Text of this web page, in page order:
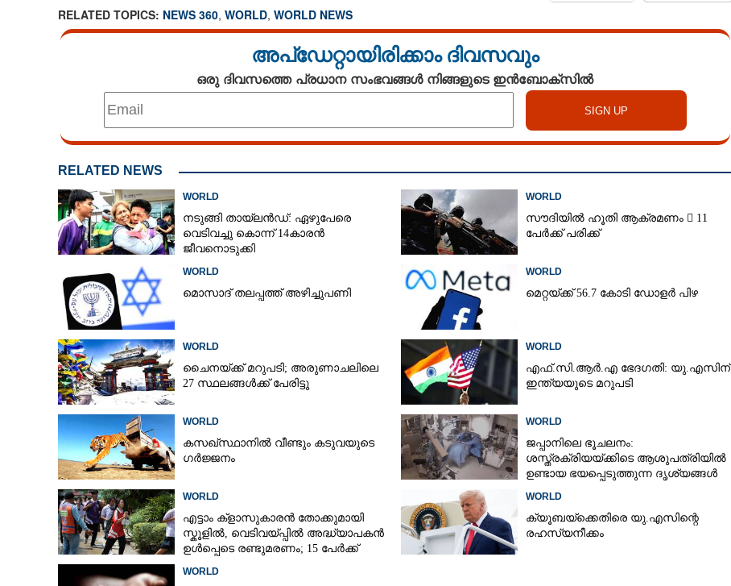
CONTACT USRELATED TOPICS: NEWS 360, WORLD, WORLD NEWS
അപ്ഡേറ്റായിരിക്കാം ദിവസവും
ഒരു ദിവസത്തെ പ്രധാന സംഭവങ്ങൾ നിങ്ങളുടെ ഇൻബോക്സിൽ
RELATED NEWS
WORLD
നടുങ്ങി തായ്‌ലൻഡ്: ഏഴുപേരെ
വെടിവച്ചു കൊന്ന് 14കാരൻ
ജീവനൊടുക്കി
WORLD
സൗദിയിൽ ഹൂതി ആക്രമണം  11
പേർക്ക് പരിക്ക്
WORLD
മൊസാദ് തലപ്പത്ത് അഴിച്ചുപണി
WORLD
മെറ്റയ്ക്ക് 56.7 കോടി ഡോളർ പിഴ
WORLD
ചൈനയ്ക്ക് മറുപടി; അരുണാചലിലെ
27 സ്ഥലങ്ങൾക്ക് പേരിട്ടു
WORLD
എഫ്.സി.ആർ.എ ഭേദഗതി: യു.എസിന്
ഇന്ത്യയുടെ മറുപടി
WORLD
കസഖ്‌സ്ഥാനിൽ വീണ്ടും കടുവയുടെ
ഗർജ്ജനം
WORLD
ജപ്പാനിലെ ഭൂചലനം:
ശസ്ത്രക്രിയ‌യ്‌ക്കി‌ടെ ആശുപത്രിയിൽ
ഉണ്ടായ ഭയപ്പെടുത്തുന്ന ദൃശ്യങ്ങൾ
WORLD
എട്ടാം ക്ളാസുകാരൻ തോക്കുമായി
സ്കൂളിൽ, വെടിവയ്പ്പിൽ അദ്ധ്യാപകൻ
ഉൾപ്പെടെ രണ്ടുമരണം; 15 പേർക്ക്
WORLD
ക്യൂബയ്‌ക്കെതിരെ യു.എസിന്റെ
രഹസ്യനീക്കം
WORLD